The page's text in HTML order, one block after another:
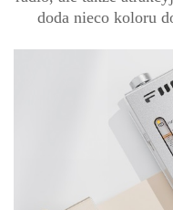
doda nieco koloru